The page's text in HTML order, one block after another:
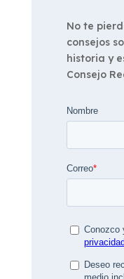
No te
consejos
historia y
Consejo